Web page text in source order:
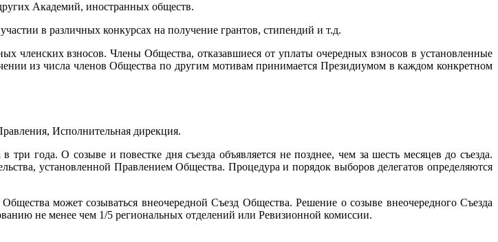
Академий, иностранных обществ.
в различных конкурсах на получение грантов, стипендий и т.д.
членских взносов. Члены Общества, отказавшиеся от уплаты очередных взносов в установленные
из числа членов Общества по другим мотивам принимается Президиумом в каждом конкретном
Исполнительная дирекция.
года. О созыве и повестке дня съезда объявляется не позднее, чем за шесть месяцев до съезда.
установленной Правлением Общества. Процедура и порядок выборов делегатов определяются
может созываться внеочередной Съезд Общества. Решение о созыве внеочередного Съезда
не менее чем 1/5 региональных отделений или Ревизионной комиссии.